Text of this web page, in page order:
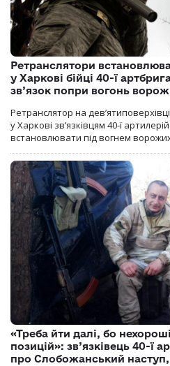
Ретранслятори
у Харкові бійці 40-ї
зв’язок попри вогонь
Ретранслятор на
у Харкові зв’язківцям 40-ї
встановлювати під вогнем
«Треба йти далі, бо
позицій»: зв’язківець 40-ї
про Слобожанський наступ,